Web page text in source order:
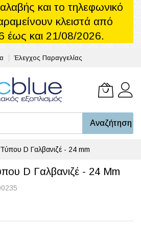
και το τηλεφωνικό
κλειστά από
έως και 21/08/2026.
Έλεγχος Παραγγελίας
Το
Αναζήτηση
Τύπου D Γαλβανιζέ - 24 mm
D Γαλβανιζέ - 24 Mm